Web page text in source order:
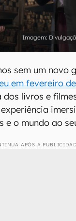
sem um novo
em fevereiro
dos livros e
e o mundo ao
APÓS A